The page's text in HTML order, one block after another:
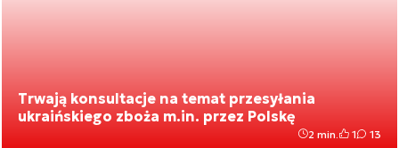
Trwają konsultacje na temat przesyłania
ukraińskiego zboża m.in. przez Polskę
2 min. 1 13